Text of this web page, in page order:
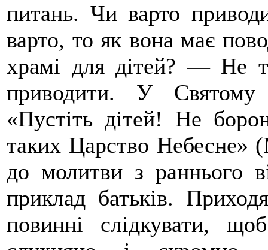
питань. Чи варто
варто, то як вона має
храмі для дітей? — Не
приводити. У Святому
«Пустіть дітей! Не
таких Царство Небесне»
до молитви з раннього
приклад батьків.
повинні слідкувати,